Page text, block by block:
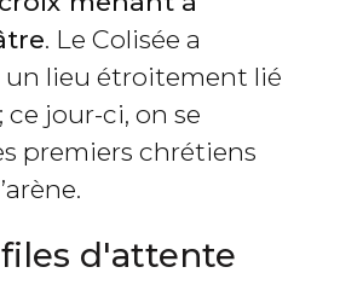
. Le Colisée a
lieu étroitement lié
ce jour-ci, on se
premiers chrétiens
d'attente